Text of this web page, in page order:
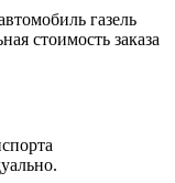
газель
стоимость заказа